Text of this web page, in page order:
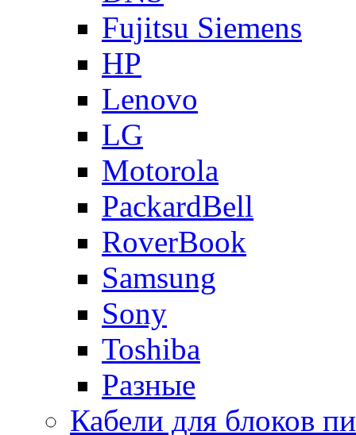
Fujitsu Siemens
HP
Lenovo
LG
Motorola
PackardBell
RoverBook
Samsung
Sony
Toshiba
Разные
Кабели для блоков